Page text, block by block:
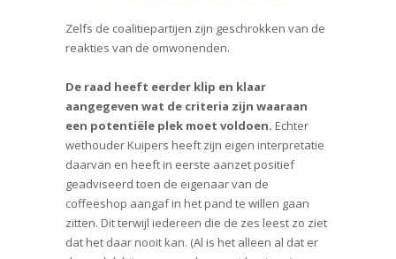
Zelfs de coalitiepartijen zijn geschrokken van de
reakties van de omwonenden.
De raad heeft eerder klip en klaar
aangegeven wat de criteria zijn waaraan
een potentiële plek moet voldoen. Echter
wethouder Kuipers heeft zijn eigen interpretatie
daarvan en heeft in eerste aanzet positief
geadviseerd toen de eigenaar van de
coffeeshop aangaf in het pand te willen gaan
zitten. Dit terwijl iedereen die de zes leest zo ziet
dat het daar nooit kan. (Al is het alleen al dat er